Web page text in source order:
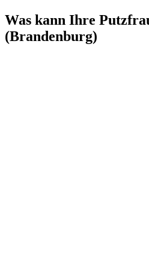
Was kann Ihre
(Brandenburg)